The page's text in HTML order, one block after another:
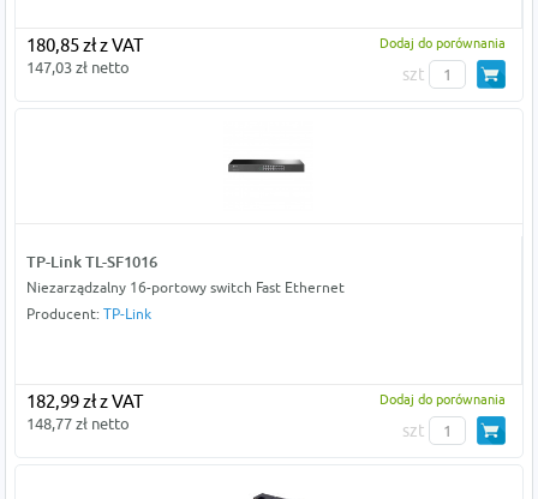
180,85 zł z VAT
147,03 zł netto
Dodaj do porównania
szt
TP-Link TL-SF1016
Niezarządzalny 16-portowy switch Fast Ethernet
Producent: TP-Link
182,99 zł z VAT
148,77 zł netto
Dodaj do porównania
szt